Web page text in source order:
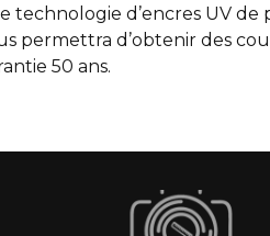
technologie d’encres UV de
permettra d’obtenir des
50 ans.